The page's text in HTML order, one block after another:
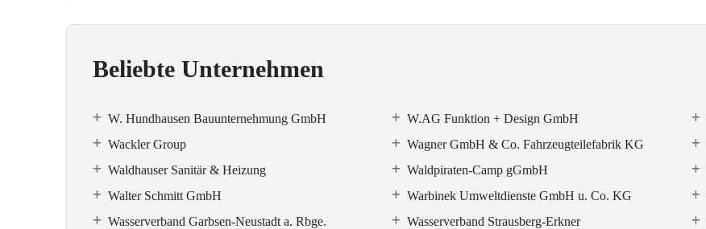
Beliebte Unternehmen
W. Hundhausen Bauunternehmung GmbH W.AG Funktion + Design GmbH
Wackler Group
Wagner GmbH & Co. Fahrzeugteilefabrik KG
Waldhauser Sanitär & Heizung
Waldpiraten-Camp gGmbH
Walter Schmitt GmbH
Warbinek Umweltdienste GmbH u. Co. KG
Wasserverband Garbsen-Neustadt a. Rbge.
Wasserverband Strausberg-Erkner